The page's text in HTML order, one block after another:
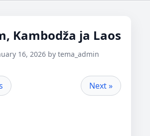
Kambodža ja Laos
16, 2026 by tema_admin
Next »